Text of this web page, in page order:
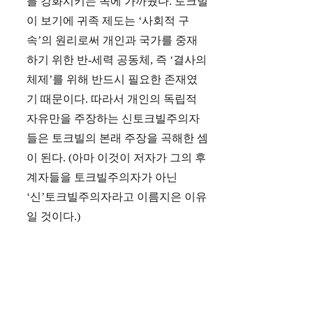
이 보기에 귀족 제도는 ‘사회적 구
속’의 원리로써 개인과 국가를 중재
하기 위한 반-세력 공동체, 즉 ‘결사의
체제’를 위해 반드시 필요한 존재였
기 때문이다. 따라서 개인의 독립적
자유만을 주장하는 신토크빌주의자
들은 토크빌의 본래 주장을 곡해한 셈
이 된다. (아마 이것이 저자가 그의 후
계자들을 토크빌주의자가 아닌
‘신’토크빌주의자라고 이름지은 이유
일 것이다.)